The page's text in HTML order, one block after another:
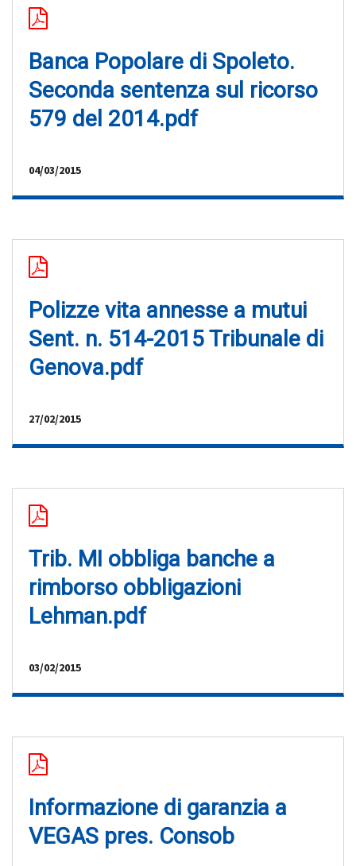
Banca Popolare di Spoleto.
Seconda sentenza sul ricorso
579 del 2014.pdf
04/03/2015
Polizze vita annesse a mutui
Sent. n. 514-2015 Tribunale di
Genova.pdf
27/02/2015
Trib. MI obbliga banche a
rimborso obbligazioni
Lehman.pdf
03/02/2015
Informazione di garanzia a
VEGAS pres. Consob